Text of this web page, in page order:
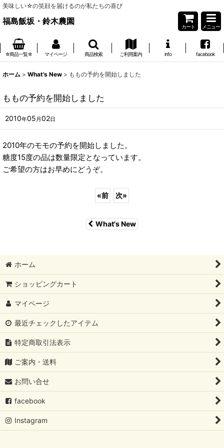
美味しい☆の笑顔を届けるのが私たちの喜び
福島飯坂・鈴木農園
カート メニュー
☆商品一覧☆ マイページ 商品検索 ご利用案内 info facebook
ホーム > What's New > ももの予約を開始しました
ももの予約を開始しました
2010年05 月02日
2010年のモモの予約を開始しました。
糖度15度の品は数量限定となっています。
ご希望の方はお早めにどうぞ。
«前 次»
What's New
ホーム
ショッピングカート
マイページ
最近チェックしたアイテム
特定商取引法表示
ご案内・送料
お問い合せ
facebook
Instagram